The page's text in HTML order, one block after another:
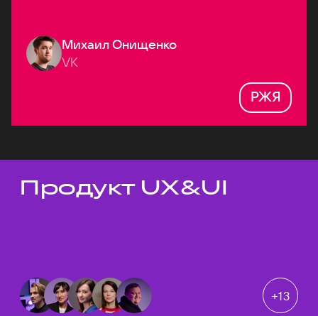
Михаил Онищенко
VK
РЖЯ
Темы докладов
Продукт UX&UI
+13